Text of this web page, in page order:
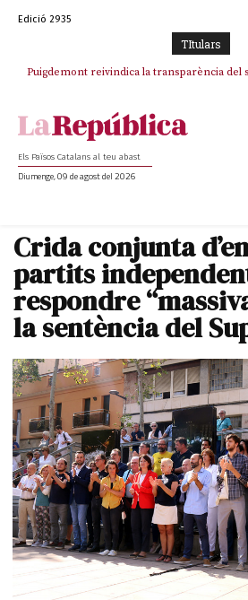
Edició 2935
TItulars
Puigdemont reivindica la transparència del
Els Països Catalans al teu abast
Diumenge, 09 de agost del 2026
Crida conjunta
partits
respondre
la sentència del